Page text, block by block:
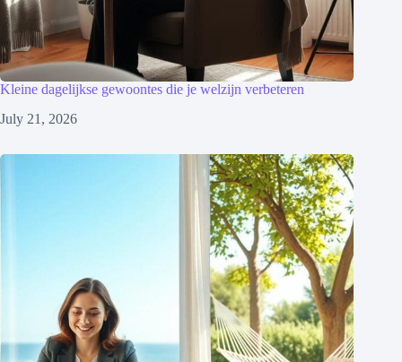
Kleine dagelijkse gewoontes die je welzijn verbeteren
July 21, 2026